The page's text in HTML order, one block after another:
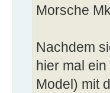
Morsche
Nachdem
hier mal
Model) mit